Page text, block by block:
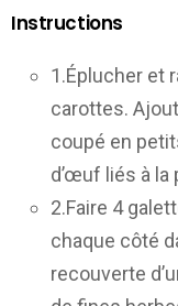
Instructions
1.Éplucher et
carottes.
coupé en
d’œuf liés à la
2.Faire 4
chaque côté
recouverte